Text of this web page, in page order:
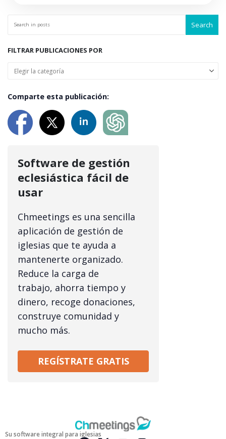
Search
FILTRAR PUBLICACIONES POR
Comparte esta publicación:
Software de gestión
eclesiástica fácil de
usar
Chmeetings es una sencilla
aplicación de gestión de
iglesias que te ayuda a
mantenerte organizado.
Reduce la carga de
trabajo, ahorra tiempo y
dinero, recoge donaciones,
construye comunidad y
mucho más.
REGÍSTRATE GRATIS
Su software integral para iglesias